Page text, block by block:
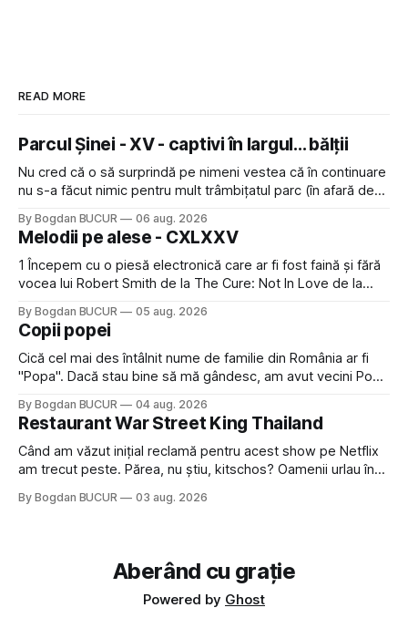
READ MORE
Parcul Șinei - XV - captivi în largul... bălții
Nu cred că o să surprindă pe nimeni vestea că în continuare
nu s-a făcut nimic pentru mult trâmbițatul parc (în afară de
timp pui și latră prin gard la lumea care trece prin zonă). Am
avut, în schimb, o belea
By Bogdan BUCUR 06 aug. 2026
Melodii pe alese - CXLXXV
1 Începem cu o piesă electronică care ar fi fost faină și fără
vocea lui Robert Smith de la The Cure: Not In Love de la
a dovedit că jumătatea masculină a acelui duo era cam
dubioasă...) 2. Băgăm la
By Bogdan BUCUR 05 aug. 2026
Copii popei
Cică cel mai des întâlnit nume de familie din România ar fi
"Popa". Dacă stau bine să mă gândesc, am avut vecini Popa
Dexonline spune de etimologia termenului de popă că ar
veni din slava veche, popŭ,
By Bogdan BUCUR 04 aug. 2026
Restaurant War Street King Thailand
Când am văzut inițial reclamă pentru acest show pe Netflix
am trecut peste. Părea, nu știu, kitschos? Oamenii urlau în
fine dining din alte show-uri... așa că am zis pas. Apoi ceva,
By Bogdan BUCUR 03 aug. 2026
Aberând cu grație
Powered by Ghost